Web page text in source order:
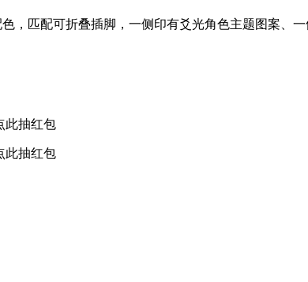
，匹配可折叠插脚，一侧印有爻光角色主题图案、
此抽红包
此抽红包